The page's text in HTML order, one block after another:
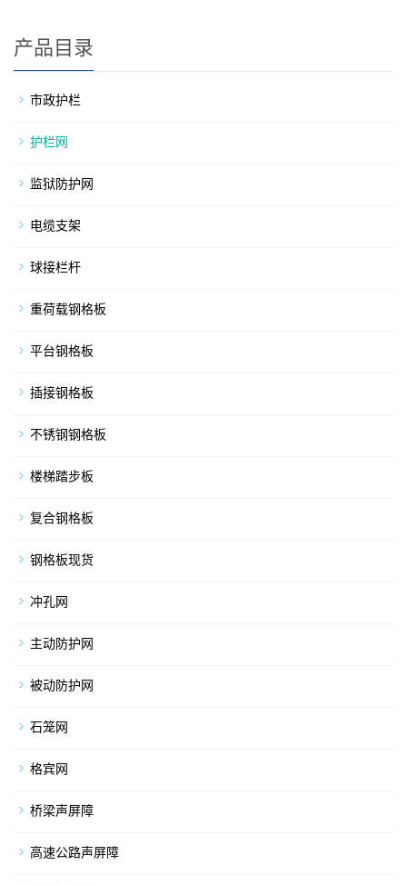
产品目录
市政护栏
护栏网
监狱防护网
电缆支架
球接栏杆
重荷载钢格板
平台钢格板
插接钢格板
不锈钢钢格板
楼梯踏步板
复合钢格板
钢格板现货
冲孔网
主动防护网
被动防护网
石笼网
格宾网
桥梁声屏障
高速公路声屏障